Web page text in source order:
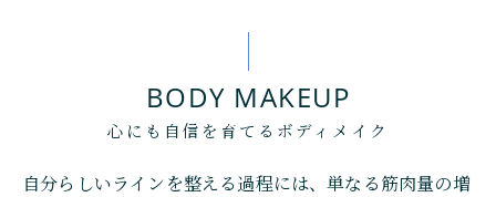
心にも自信を育てるボディメイク
BODY MAKEUP
自分らしいラインを整える過程には、単なる筋肉量の増